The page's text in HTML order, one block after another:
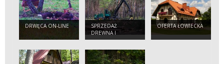
DRWĘCA ON-LINE
SPRZEDAŻ
DREWNA I
CHOINEK
OFERTA ŁOWIECKA